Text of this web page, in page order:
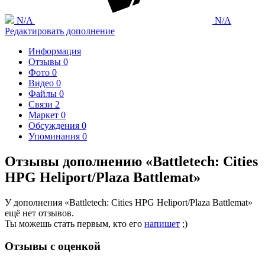
N/A
N/A
Редактировать дополнение
Информация
Отзывы 0
Фото 0
Видео 0
Файлы 0
Связи 2
Маркет 0
Обсуждения 0
Упоминания 0
Отзывы дополнению «Battletech: Cities
HPG Heliport/Plaza Battlemat»
У дополнения «Battletech: Cities HPG Heliport/Plaza Battlemat»
ещё нет отзывов.
Ты можешь стать первым, кто его напишет ;)
Отзывы с оценкой